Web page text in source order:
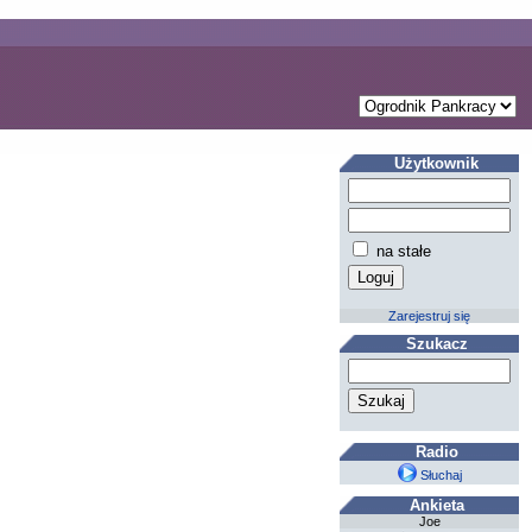
Użytkownik
na stałe
Zarejestruj się
Szukacz
Radio
Słuchaj
Ankieta
Joe